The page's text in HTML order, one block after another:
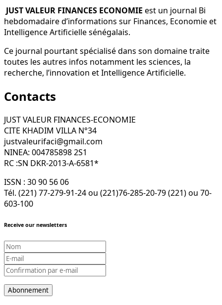
JUST VALEUR FINANCES ECONOMIE est un journal Bi
hebdomadaire d’informations sur Finances, Economie et
Intelligence Artificielle sénégalais.
Ce journal pourtant spécialisé dans son domaine traite
toutes les autres infos notamment les sciences, la
recherche, l’innovation et Intelligence Artificielle.
Contacts
JUST VALEUR FINANCES-ECONOMIE
CITE KHADIM VILLA N°34
justvaleurifaci@gmail.com
NINEA: 004785898 2S1
RC :SN DKR-2013-A-6581*
ISSN : 30 90 56 06
Tél. (221) 77-279-91-24 ou (221)76-285-20-79 (221) ou 70-
603-100
Receive our newsletters